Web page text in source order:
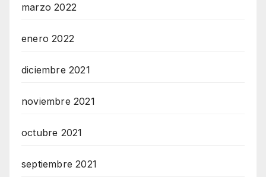
marzo 2022
enero 2022
diciembre 2021
noviembre 2021
octubre 2021
septiembre 2021